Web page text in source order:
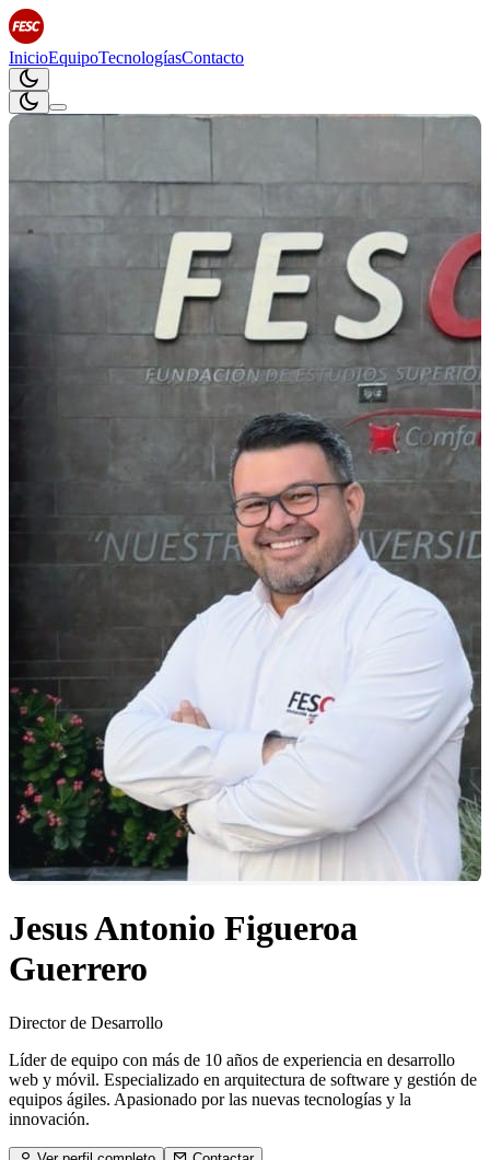
InicioEquipoTecnologíasContacto
Jesus Antonio Figueroa
Guerrero
Director de Desarrollo
Líder de equipo con más de 10 años de experiencia en desarrollo
web y móvil. Especializado en arquitectura de software y gestión de
equipos ágiles. Apasionado por las nuevas tecnologías y la
innovación.